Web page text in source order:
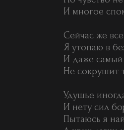
И многое
Сейчас же
Я утопаю в
И даже
Не сокрушит
Удушье
И нету сил
Пытаюсь я